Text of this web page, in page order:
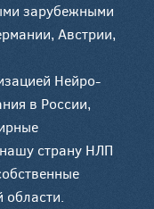
зарубежными
Австрии,
Нейро-
в России,
страну НЛП
области.